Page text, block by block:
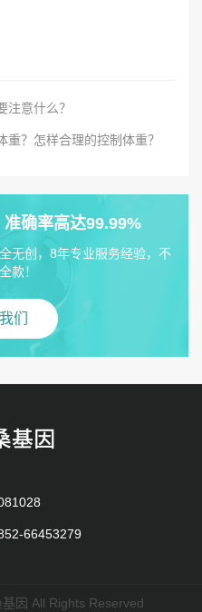
注意什么？
重？怎样合理的控制体重？
确率高达99.99%
无创，8年专业服务经验，不
款！
们
66453279
因 All Rights Reserved